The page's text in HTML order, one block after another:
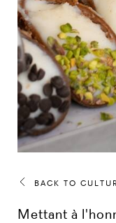
BACK TO
Mettant à